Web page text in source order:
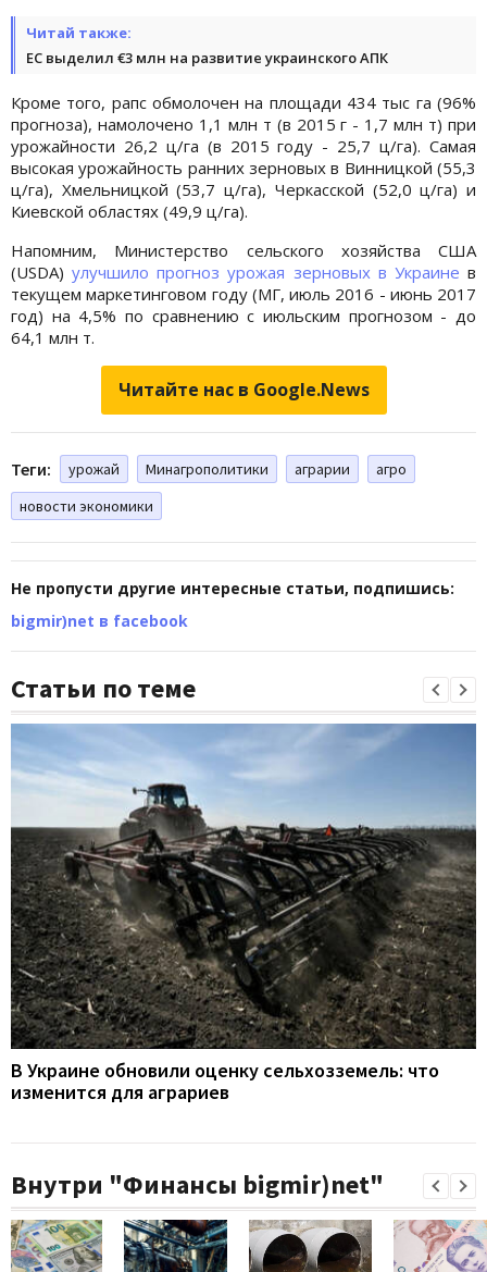
Читай также:
ЕС выделил €3 млн на развитие украинского АПК
Кроме того, рапс обмолочен на площади 434 тыс га (96%
прогноза), намолочено 1,1 млн т (в 2015 г - 1,7 млн т) при
урожайности 26,2 ц/га (в 2015 году - 25,7 ц/га). Самая
высокая урожайность ранних зерновых в Винницкой (55,3
ц/га), Хмельницкой (53,7 ц/га), Черкасской (52,0 ц/га) и
Киевской областях (49,9 ц/га).
Напомним, Министерство сельского хозяйства США
(USDA)улучшило прогноз урожая зерновых в Украине в
текущем маркетинговом году (МГ, июль 2016 - июнь 2017
год) на 4,5% по сравнению с июльским прогнозом - до
64,1 млн т.
Читайте нас в Google.News
Теги: урожай Минагрополитики аграрии
агро
новости экономики
Не пропусти другие интересные статьи, подпишись:
bigmir)net в facebook
Статьи по теме
В Украине обновили оценку сельхозземель: что
изменится для аграриев
Внутри "Финансы bigmir)net"